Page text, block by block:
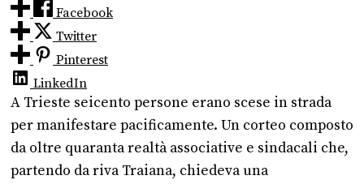
Facebook
Twitter
Pinterest
LinkedIn
A Trieste seicento persone erano scese in strada
per manifestare pacificamente. Un corteo composto
da oltre quaranta realtà associative e sindacali che,
partendo da riva Traiana, chiedeva una